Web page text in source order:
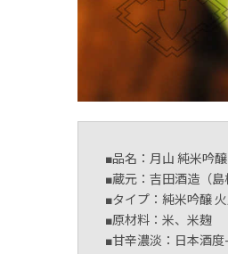
■品名：月山 純米吟
■蔵元：吉田酒造（島
■タイプ：純米吟醸
■原材料：米、米麹
■甘辛濃淡：日本酒